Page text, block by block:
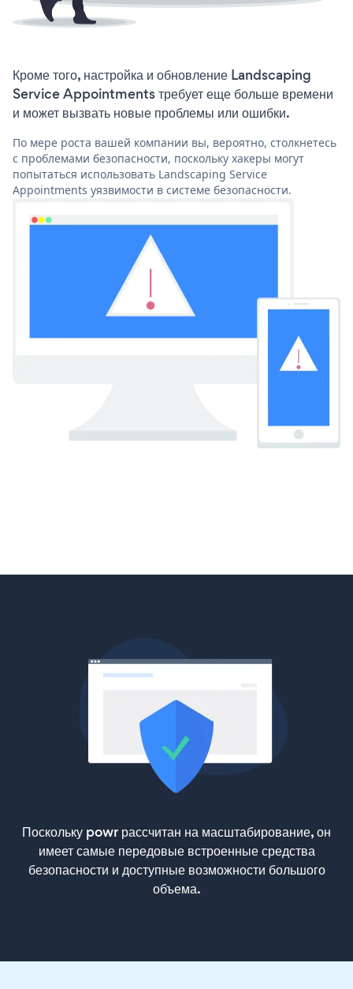
Кроме того, настройка и обновление Landscaping
Service Appointments требует еще больше времени
и может вызвать новые проблемы или ошибки.
По мере роста вашей компании вы, вероятно, столкнетесь
с проблемами безопасности, поскольку хакеры могут
попытаться использовать Landscaping Service
Appointments уязвимости в системе безопасности.
Поскольку powr рассчитан на масштабирование, он
имеет самые передовые встроенные средства
безопасности и доступные возможности большого
объема.